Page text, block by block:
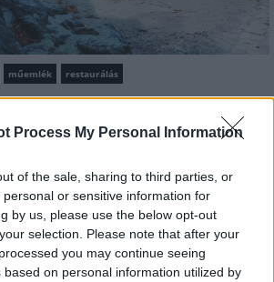
Process My Personal Information
of the sale, sharing to third parties, or
or sensitive information for
by us, please use the below opt-out
selection. Please note that after your
you may continue seeing
based on personal information utilized by
műemlék restaurálás
minden köve mesél –
különleges Műromok, valamint a közeli
Szent János híd és szobor is.
M1 bővítés: már zajlik a teljesen új
Bicske Kelet csomópont építése